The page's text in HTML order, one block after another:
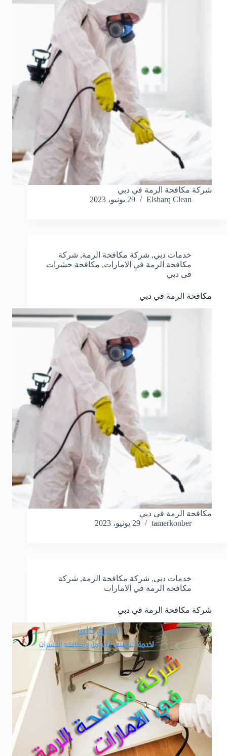
شركة مكافحة الرمة في دبي
Elsharq Clean
29 يونيو، 2023
خدمات دبي, شركة مكافحة الرمة, شركة
مكافحة الرمة في الامارات, مكافحة حشرات
فى دبي
مكافحة الرمة في دبي
مكافحة الرمة في دبي
tamerkonber
29 يونيو، 2023
خدمات دبي, شركة مكافحة الرمة, شركة
مكافحة الرمة في الامارات
شركة مكافحة الرمة في دبي